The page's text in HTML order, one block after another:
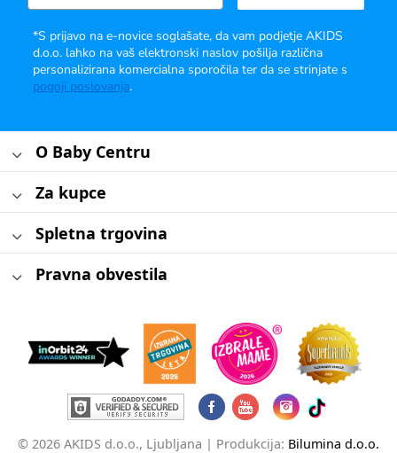
*S prijavo na e-novice soglašate, da vam podjetje AKIDS
d.o.o. lahko na vaš elektronski naslov pošilja različna
personalizirana komercialna sporočila ter da se strinjate s
pogoji poslovanja.
O Baby Centru
Za kupce
Spletna trgovina
Pravna obvestila
© 2026 AKIDS d.o.o., Ljubljana | Produkcija: Bilumina d.o.o.